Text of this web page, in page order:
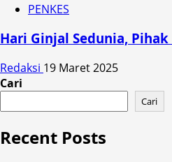
PENKES
Hari Ginjal Sedunia,
Redaksi 19 Maret 2025
Cari
Cari
Recent Posts